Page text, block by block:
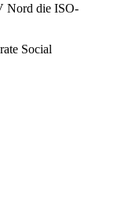
Nord die ISO-
Social